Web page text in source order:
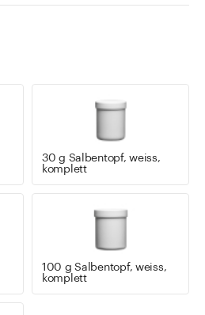
30 g Salbentopf, weiss,
komplett
100 g Salbentopf, weiss,
komplett